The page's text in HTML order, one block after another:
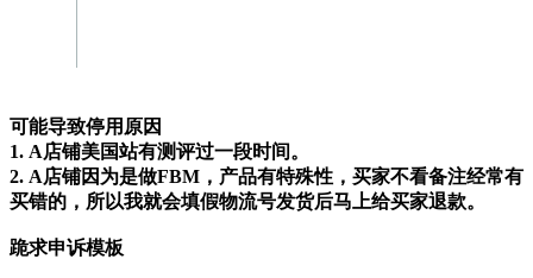
可能导致停用原因
1. A店铺美国站有测评过一段时间。
2. A店铺因为是做FBM，产品有特殊性，买家不看备注经常有
买错的，所以我就会填假物流号发货后马上给买家退款。
跪求申诉模板